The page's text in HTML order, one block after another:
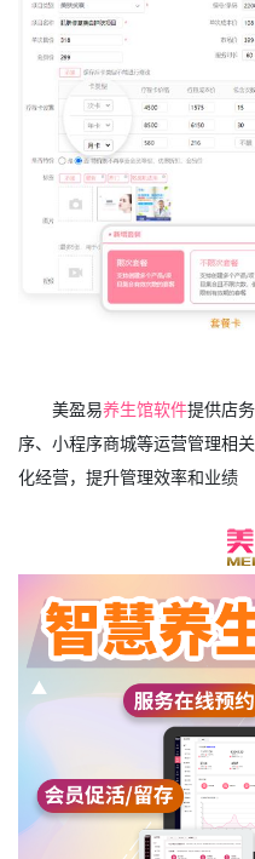
美盈易养生馆软件提供店
序、小程序商城等运营管理相
化经营，提升管理效率和业绩